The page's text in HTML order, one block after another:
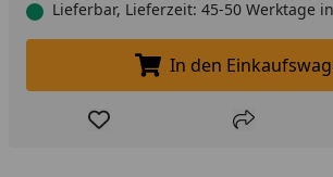
Lieferbar, Lieferzeit: 45-50 Werktage
In den
In den
Produkt zur Wunschliste
Teilen